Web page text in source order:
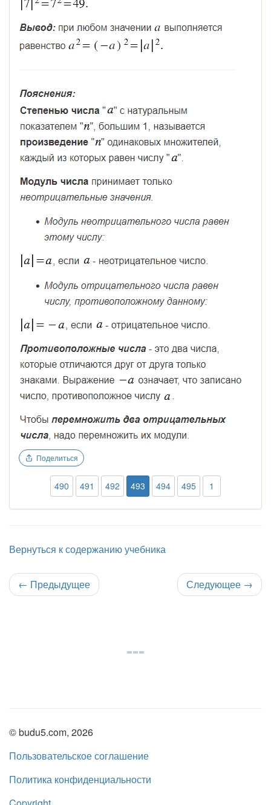
Поделиться
490 491 492 493 494 495 1
Вернуться к содержанию учебника
← Предыдущее Следующее →
© budu5.com, 2026
Пользовательское соглашение
Политика конфиденциальности